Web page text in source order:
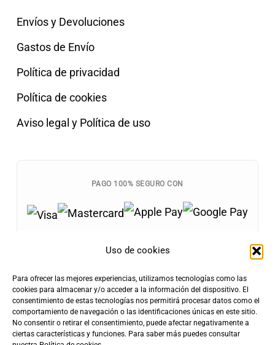
Uso de cookies
Para ofrecer las mejores experiencias, utilizamos tecnologías como las
cookies para almacenar y/o acceder a la información del dispositivo. El
consentimiento de estas tecnologías nos permitirá procesar datos como el
comportamiento de navegación o las identificaciones únicas en este sitio.
No consentir o retirar el consentimiento, puede afectar negativamente a
ciertas características y funciones. Para saber más puedes consultar
Envíos y Devoluciones
Gastos de Envío
Política de privacidad
Política de cookies
Aviso legal y Política de uso
PAGO 100% SEGURO CON
Tarifa de Envío
4,90€
Entrega Rápida
24-72h
Envíos Gratis
+100€